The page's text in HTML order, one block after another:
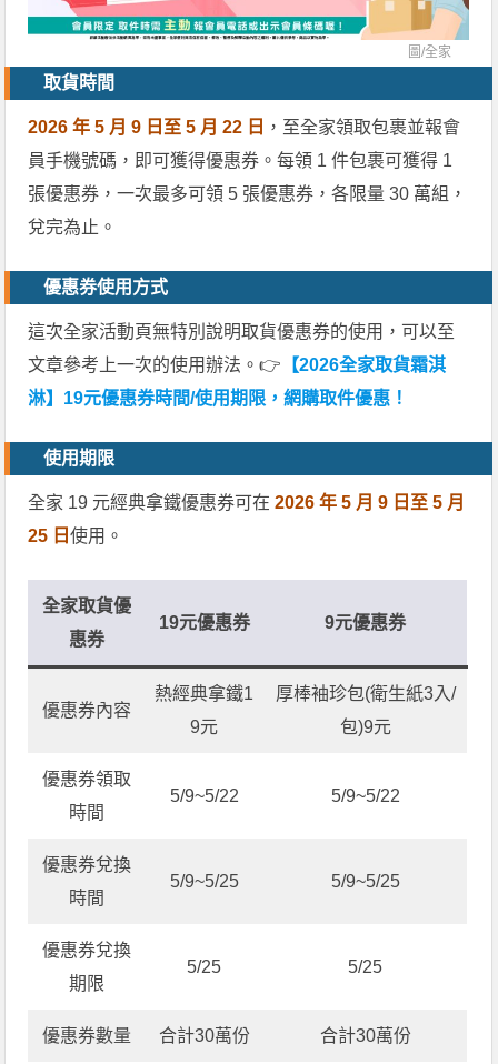
圖/全家
取貨時間
2026 年 5 月 9 日至 5 月 22 日 ，至全家領取包裹並報會
員手機號碼，即可獲得優惠券。每領 1 件包裹可獲得 1
張優惠券，一次最多可領 5 張優惠券，各限量 30 萬組，
兌完為止。
優惠券使用方式
這次全家活動頁無特別說明取貨優惠券的使用，可以至
文章參考上一次的使用辦法。👉 【2026全家取貨霜淇
淋】19元優惠券時間/使用期限，網購取件優惠！
使用期限
全家 19 元經典拿鐵優惠券可在2026 年 5 月 9 日至 5 月
25 日使用。
全家取貨優
惠券
19元優惠券 9元優惠券
優惠券內容
熱經典拿鐵1
9元
厚棒袖珍包(衛生紙3入/
包)9元
優惠券領取
時間
5/9~5/22 5/9~5/22
優惠券兌換
時間
5/9~5/25 5/9~5/25
優惠券兌換
期限
5/25 5/25
優惠券數量 合計30萬份 合計30萬份